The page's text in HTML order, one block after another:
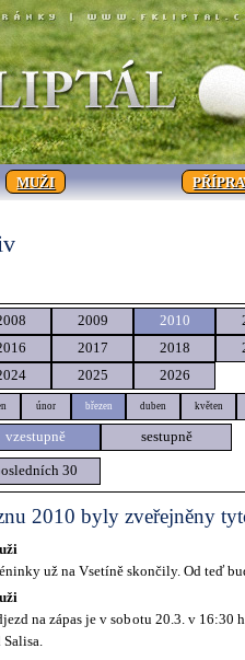
MUŽI
2009 2010
2017 2018
2025 2026
únor březen duben květen
vzestupně sestupně
30
2010 byly zveřejněny
už na Vsetíně skončily. Od teď
na zápas je v sobotu 20.3. v
Salisa.